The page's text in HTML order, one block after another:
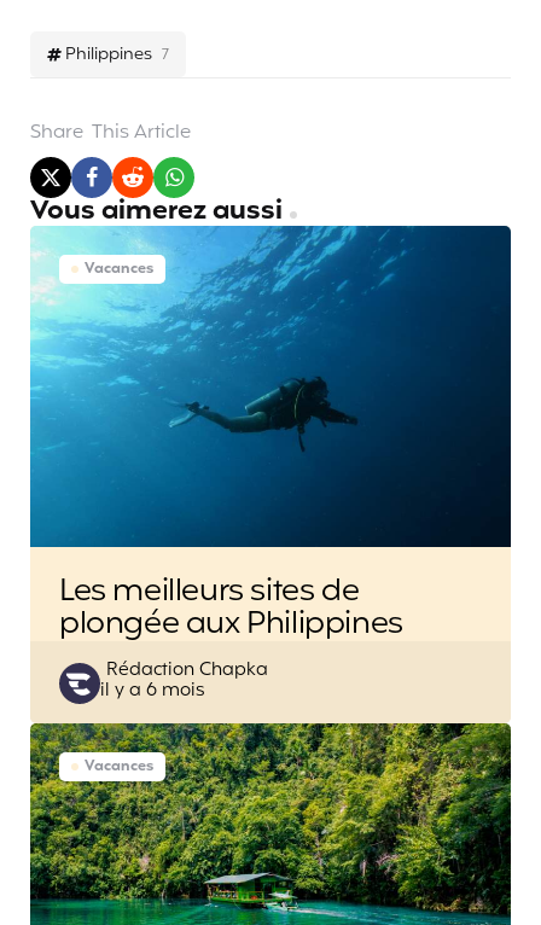
Philippines 7
Share This Article
Vous aimerez aussi
Vacances
Les meilleurs sites de
plongée aux Philippines
Posted
by
Rédaction Chapka
il y a 6 mois
Vacances